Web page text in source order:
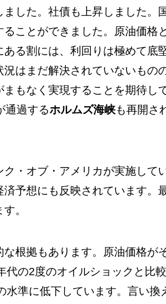
した。社債も上昇しました。
ことができました。原油価格
る割には、利回りは極めて底
はまだ解決されていないもの
もなく実現することを期待し
通過するホルムズ海峡も再開さ
・オブ・アメリカが実施して
予想にも反映されています。
。
根拠もあります。原油価格が
代の2度のオイルショックと比
水準に低下しています。言い換